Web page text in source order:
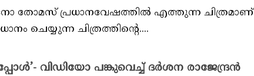
തോമസ് പ്രധാനവേഷത്തിൽ എത്തുന്ന ചിത്രമാണ്
ചെയ്യുന്ന ചിത്രത്തിന്റെ....
വിഡിയോ പങ്കുവെച്ച് ദർശന രാജേന്ദ്രൻ